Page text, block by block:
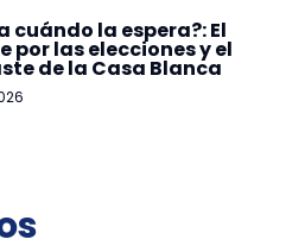
cuándo la espera?: El
por las elecciones y el
de la Casa Blanca